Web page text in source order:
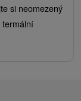
si neomezený
termální